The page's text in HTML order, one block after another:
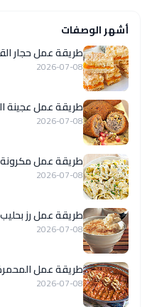
أشهر الوصفات
طريقة عمل حجار
2026-07-08
طريقة عمل عجينة
2026-07-08
طريقة عمل
2026-07-08
طريقة عمل رز بحليب
2026-07-08
طريقة عمل المحمرة
2026-07-08